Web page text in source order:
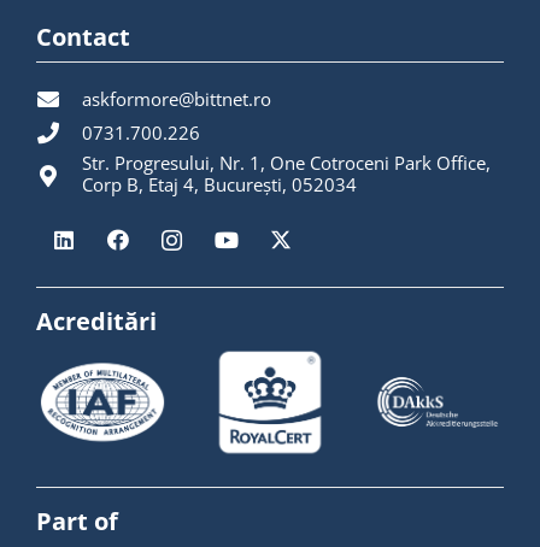
Contact
askformore@bittnet.ro
0731.700.226
Str. Progresului, Nr. 1, One Cotroceni Park Office,
Corp B, Etaj 4, București, 052034
Acreditări
Part of